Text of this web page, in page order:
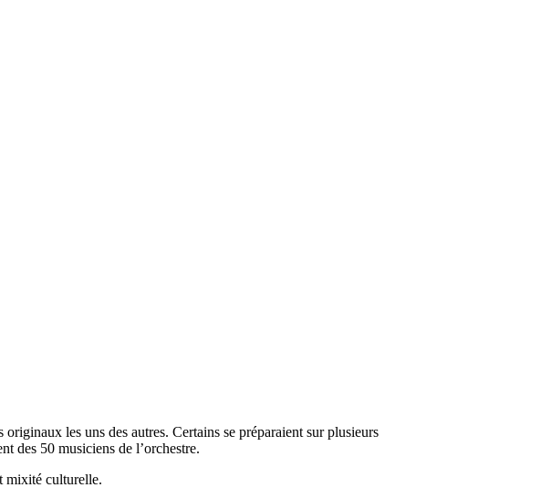
les uns des autres. Certains se préparaient sur plusieurs
des 50 musiciens de l’orchestre.
mixité culturelle.